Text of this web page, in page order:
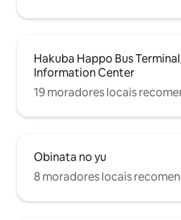
Hakuba Happo Bus
Information Center
19 moradores locais
Obinata no yu
8 moradores locais